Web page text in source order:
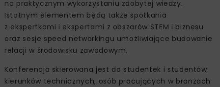
na praktycznym wykorzystaniu zdobytej wiedzy.
Istotnym elementem będą także spotkania
z ekspertkami i ekspertami z obszarów STEM i biznesu
oraz sesje speed networkingu umożliwiające budowanie
relacji w środowisku zawodowym.
Konferencja skierowana jest do studentek i studentów
kierunków technicznych, osób pracujących w branżach